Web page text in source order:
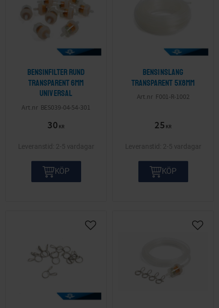
Bensinfilter rund
transparent 6mm
Universal
BES039-04-54-301
30 KR
2-5 vardagar
KÖP
Bensinslang
transparent 5x8mm
F001-R-1002
25 KR
2-5 vardagar
KÖP